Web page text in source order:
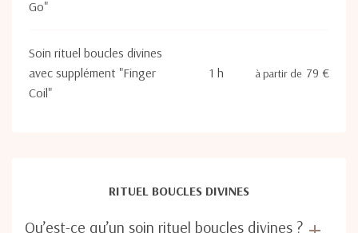
Go"
Soin rituel boucles divines
avec supplément "Finger
Coil"
1 h à partir de 79 €
RITUEL BOUCLES DIVINES
Qu’est-ce qu’un soin rituel boucles divines ?